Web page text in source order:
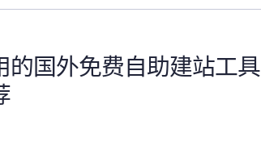
的国外免费自助建站工具